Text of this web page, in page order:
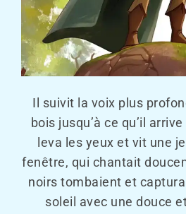
Il suivit la voix plus
bois jusqu’à ce qu’il
leva les yeux et vit une
fenêtre, qui chantait
noirs tombaient et
soleil avec une douce